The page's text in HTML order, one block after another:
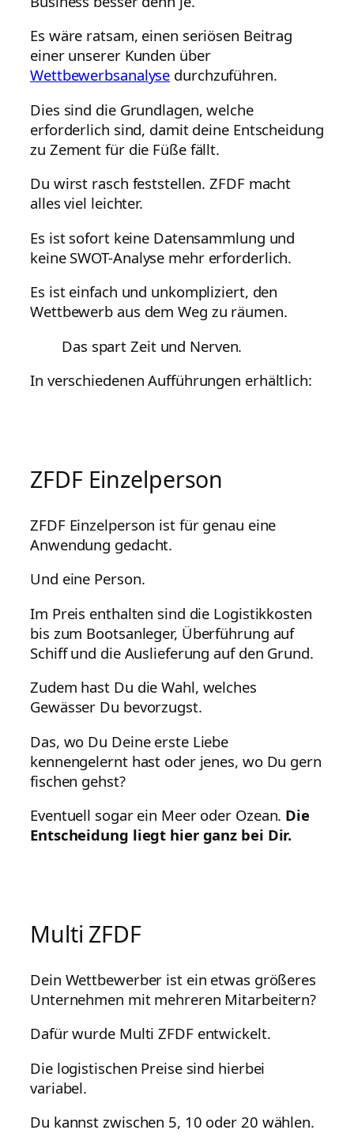
Es wäre ratsam, einen seriösen Beitrag
einer unserer Kunden über
Wettbewerbsanalyse durchzuführen.
Dies sind die Grundlagen, welche
erforderlich sind, damit deine Entscheidung
zu Zement für die Füße fällt.
Du wirst rasch feststellen. ZFDF macht
alles viel leichter.
Es ist sofort keine Datensammlung und
keine SWOT-Analyse mehr erforderlich.
Es ist einfach und unkompliziert, den
Wettbewerb aus dem Weg zu räumen.
Das spart Zeit und Nerven.
In verschiedenen Aufführungen erhältlich:
ZFDF Einzelperson
ZFDF Einzelperson ist für genau eine
Anwendung gedacht.
Und eine Person.
Im Preis enthalten sind die Logistikkosten
bis zum Bootsanleger, Überführung auf
Schiff und die Auslieferung auf den Grund.
Zudem hast Du die Wahl, welches
Gewässer Du bevorzugst.
Das, wo Du Deine erste Liebe
kennengelernt hast oder jenes, wo Du gern
fischen gehst?
Eventuell sogar ein Meer oder Ozean. Die
Entscheidung liegt hier ganz bei Dir.
Multi ZFDF
Dein Wettbewerber ist ein etwas größeres
Unternehmen mit mehreren Mitarbeitern?
Dafür wurde Multi ZFDF entwickelt.
Die logistischen Preise sind hierbei
variabel.
Du kannst zwischen 5, 10 oder 20 wählen.